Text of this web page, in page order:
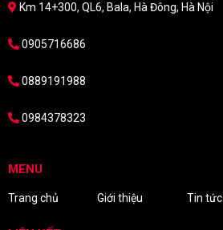
Km 14+300, QL6, Bala, Hà Đông, Hà Nội
0905716686
0889191988
0984378323
MENU
Trang chủ Giới thiệu Tin tức